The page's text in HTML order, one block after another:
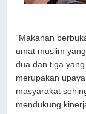
“Makanan
umat muslim
dua dan tiga
merupakan
masyarakat
mendukung